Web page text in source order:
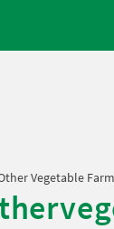
Vegetable